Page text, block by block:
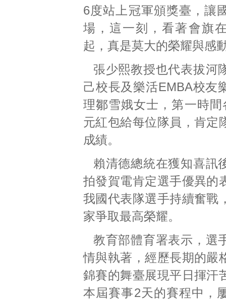
6度站上冠軍頒獎臺，讓
場，這一刻，看著會旗
起，真是莫大的榮耀與感
張少熙教授也代表拔河
己校長及樂活EMBA校友
理鄒雪娥女士，第一時間
元紅包給每位隊員，肯定
成績。
賴清德總統在獲知喜訊
拍發賀電肯定選手優異的
我國代表隊選手持續奮戰
家爭取最高榮耀。
教育部體育署表示，選
情與執著，經歷長期的嚴
錦賽的舞臺展現平日揮汗
本屆賽事2天的賽程中，